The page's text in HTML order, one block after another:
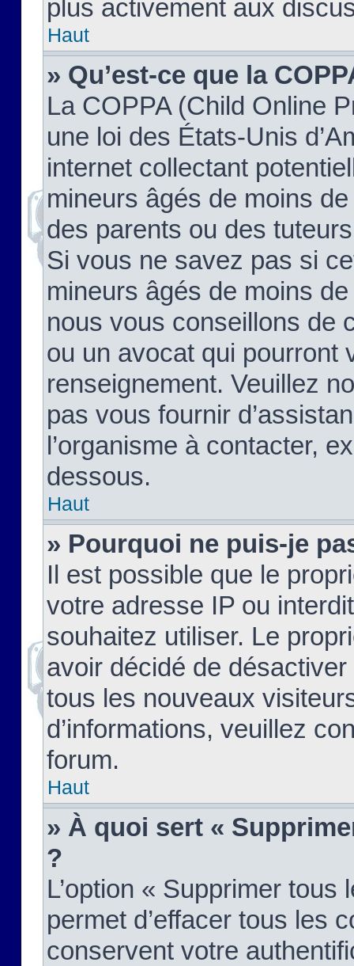
plus activement aux
Haut
» Qu’est-ce que la
La COPPA (Child Online
une loi des États-Unis
internet collectant
mineurs âgés de moins
des parents ou des
Si vous ne savez pas si
mineurs âgés de moins
nous vous conseillons de
ou un avocat qui pourront
renseignement. Veuillez
pas vous fournir
l’organisme à contacter,
dessous.
Haut
» Pourquoi ne puis-je
Il est possible que le
votre adresse IP ou
souhaitez utiliser. Le
avoir décidé de
tous les nouveaux
d’informations, veuillez
forum.
Haut
» À quoi sert «
?
L’option « Supprimer
permet d’effacer tous les
conservent votre